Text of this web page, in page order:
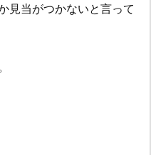
見当がつかないと言って